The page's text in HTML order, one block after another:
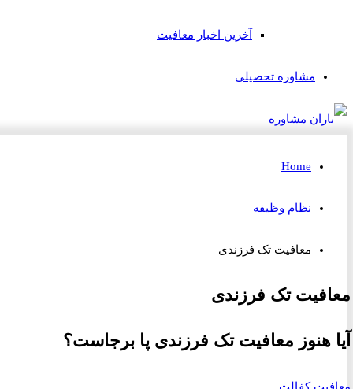
آخرین اخبار معافیت
مشاوره تحصیلی
Home
نظام وظیفه
معافیت تک فرزندی
تک فرزندی
هنوز معافیت تک فرزندی پا برجاست؟
کفالت